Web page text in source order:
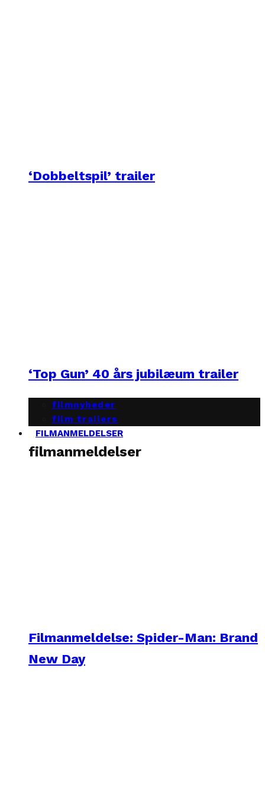
‘Dobbeltspil’ trailer
‘Top Gun’ 40 års jubilæum trailer
filmnyheder
film trailers
FILMANMELDELSER
filmanmeldelser
Filmanmeldelse: Spider-Man: Brand
New Day